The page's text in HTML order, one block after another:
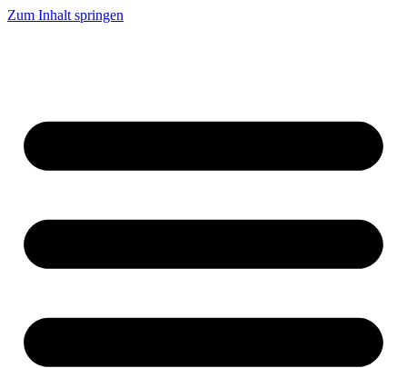
Zum Inhalt springen